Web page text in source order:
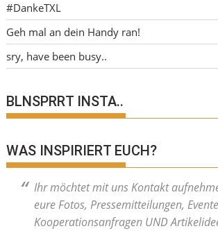
#DankeTXL
Geh mal an dein Handy ran!
sry, have been busy..
BLNSPRRT INSTA..
WAS INSPIRIERT EUCH?
Ihr möchtet mit uns Kontakt
eure Fotos, Pressemitteilungen,
Kooperationsanfragen UND